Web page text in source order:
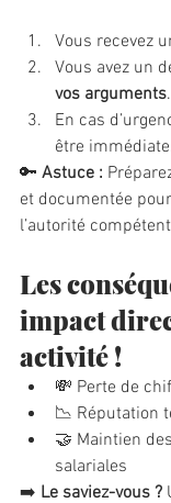
Vous recevez
Vous avez un
vos arguments.
En cas
être
🔑 Astuce :
et documentée
l’autorité
Les
impact
activité !
💸 Perte de
📉 Réputation
🤝 Maintien
salariales
➡️ Le saviez-vous ?